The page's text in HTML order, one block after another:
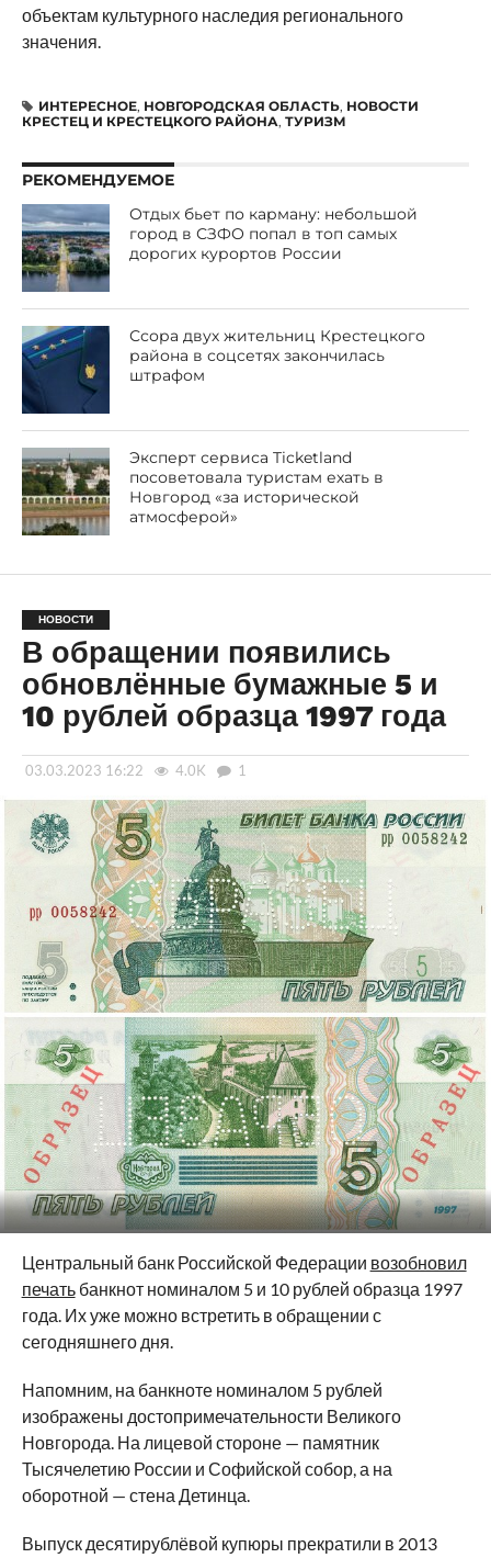
объектам культурного наследия регионального
значения.
ИНТЕРЕСНОЕ, НОВГОРОДСКАЯ ОБЛАСТЬ, НОВОСТИ
КРЕСТЕЦ И КРЕСТЕЦКОГО РАЙОНА, ТУРИЗМ
РЕКОМЕНДУЕМОЕ
Отдых бьет по карману: небольшой
город в СЗФО попал в топ самых
дорогих курортов России
Ссора двух жительниц Крестецкого
района в соцсетях закончилась
штрафом
Эксперт сервиса Ticketland
посоветовала туристам ехать в
Новгород «за исторической
атмосферой»
НОВОСТИ
В обращении появились
обновлённые бумажные 5 и
10 рублей образца 1997 года
03.03.2023 16:22 4.0K 1
Центральный банк Российской Федерации возобновил
печатьбанкнот номиналом 5 и 10 рублей образца 1997
года. Их уже можно встретить в обращении с
сегодняшнего дня.
Напомним, на банкноте номиналом 5 рублей
изображены достопримечательности Великого
Новгорода. На лицевой стороне — памятник
Тысячелетию России и Софийской собор, а на
оборотной — стена Детинца.
Выпуск десятирублёвой купюры прекратили в 2013